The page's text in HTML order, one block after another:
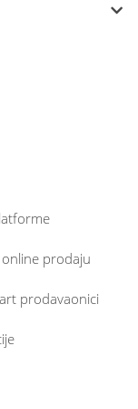
prodaju
prodavaonici